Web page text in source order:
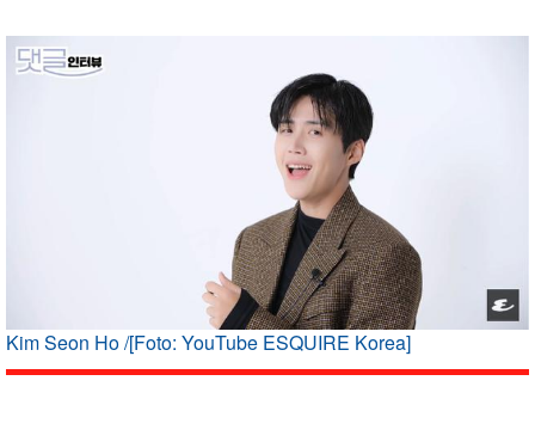
Kim Seon Ho /[Foto: YouTube ESQUIRE Korea]